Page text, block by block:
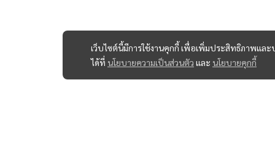
เว็บไซต์นี้มีการใช้งานคุกกี้ เพื่อเพิ่มประสิทธิภาพแล
ได้ที่ นโยบายความเป็นส่วนตัว และ นโยบายคุกกี้